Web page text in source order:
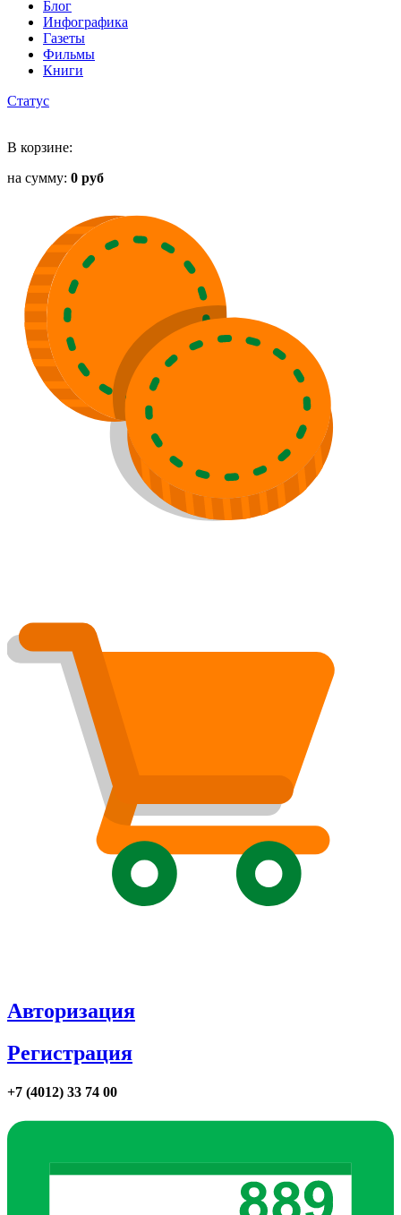
Блог
Инфографика
Газеты
Фильмы
Книги
Статус
В корзине:
на сумму: 0 руб
Авторизация
Регистрация
+7 (4012) 33 74 00